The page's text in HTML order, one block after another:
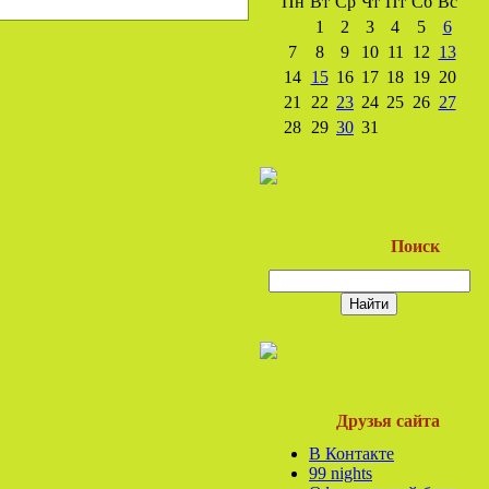
1
2 3 4 5
6
7
8 9 10 11 12 13
14 15 16 17 18 19 20
21
22 23 24 25 26 27
28 29 30 31
Поиск
Друзья сайта
В Контакте
99 nights